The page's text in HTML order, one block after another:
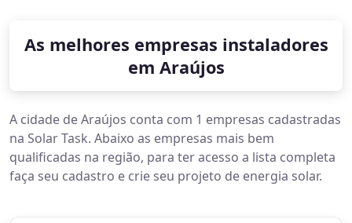
As melhores empresas instaladores
em Araújos
A cidade de Araújos conta com 1 empresas cadastradas
na Solar Task. Abaixo as empresas mais bem
qualificadas na região, para ter acesso a lista completa
faça seu cadastro e crie seu projeto de energia solar.